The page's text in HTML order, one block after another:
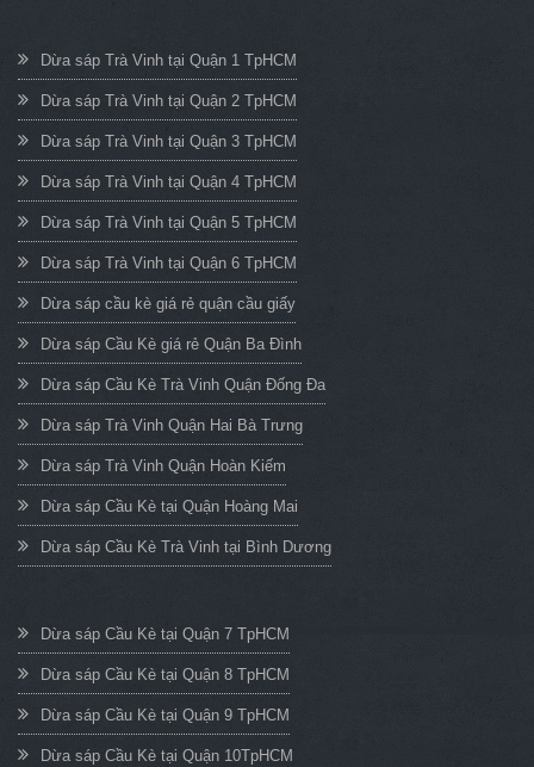
Dừa sáp Trà Vinh tại Quận 1 TpHCM
Dừa sáp Trà Vinh tại Quận 2 TpHCM
Dừa sáp Trà Vinh tại Quận 3 TpHCM
Dừa sáp Trà Vinh tại Quận 4 TpHCM
Dừa sáp Trà Vinh tại Quận 5 TpHCM
Dừa sáp Trà Vinh tại Quận 6 TpHCM
Dừa sáp cầu kè giá rẻ quận cầu giấy
Dừa sáp Cầu Kè giá rẻ Quận Ba Đình
Dừa sáp Cầu Kè Trà Vinh Quận Đống Đa
Dừa sáp Trà Vinh Quận Hai Bà Trưng
Dừa sáp Trà Vinh Quận Hoàn Kiếm
Dừa sáp Cầu Kè tại Quận Hoàng Mai
Dừa sáp Cầu Kè Trà Vinh tại Bình Dương
Dừa sáp Cầu Kè tại Quận 7 TpHCM
Dừa sáp Cầu Kè tại Quận 8 TpHCM
Dừa sáp Cầu Kè tại Quận 9 TpHCM
Dừa sáp Cầu Kè tại Quận 10TpHCM